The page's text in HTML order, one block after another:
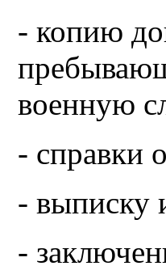
- копию
военную
- справки
- выписку
-